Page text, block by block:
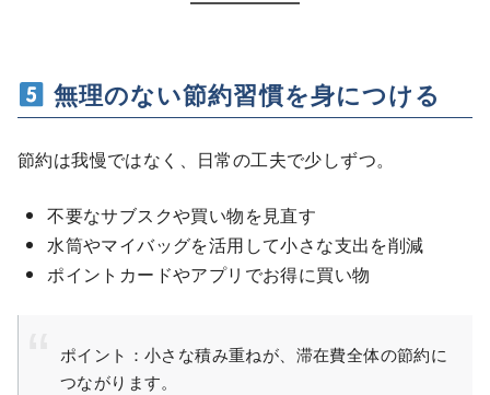
無理のない節約習慣を身につける
節約は我慢ではなく、日常の工夫で少しずつ。
不要なサブスクや買い物を見直す
水筒やマイバッグを活用して小さな支出を削減
ポイントカードやアプリでお得に買い物
ポイント：小さな積み重ねが、滞在費全体の節約に
つながります。